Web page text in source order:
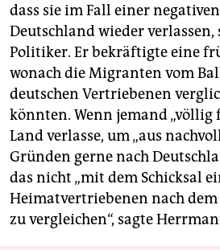
dass sie im Fall einer
Deutschland wieder verlassen,
Politiker. Er bekräftigte eine
wonach die Migranten vom
deutschen Vertriebenen
könnten. Wenn jemand
Land verlasse, um „aus
Gründen gerne nach
das nicht „mit dem Schicksal
Heimatvertriebenen nach
zu vergleichen“, sagte